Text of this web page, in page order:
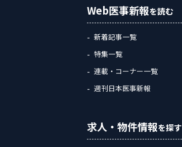
Web医事新報を読む
新着記事一覧
特集一覧
連載・コーナー一覧
週刊日本医事新報
求人・物件情報を探す